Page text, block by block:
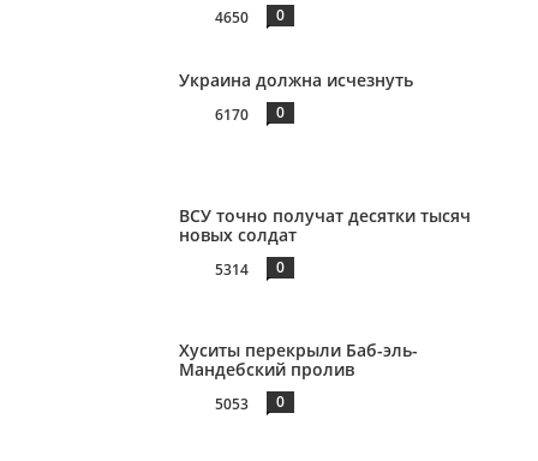
4650 0
Украина должна исчезнуть
6170 0
ВСУ точно получат десятки тысяч
новых солдат
5314 0
Хуситы перекрыли Баб-эль-
Мандебский пролив
5053 0